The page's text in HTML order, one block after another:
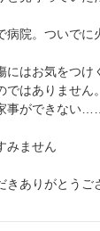
病院。ついでに
にはお気をつけ
ではありません
事ができない……
みません
ありがとうご